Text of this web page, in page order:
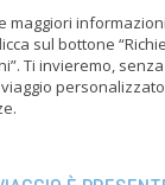
maggiori
sul bottone
Ti invieremo,